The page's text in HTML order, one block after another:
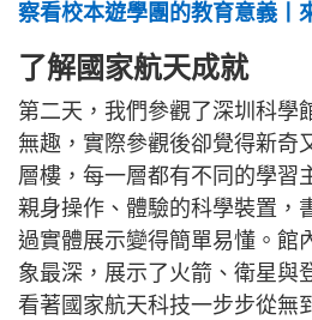
察看校本遊學團的教育意義丨
了解國家航天成就
第二天，我們參觀了深圳科學
無趣，實際參觀後卻覺得新奇
層樓，每一層都有不同的學習
親身操作、體驗的科學裝置，
過實體展示變得簡單易懂。館
象最深，展示了火箭、衛星與
看著國家航天科技一步步從無